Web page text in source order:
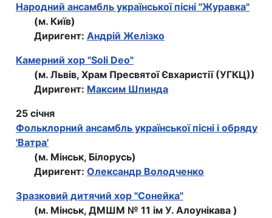
Народний ансамбль української пісні "Журавка"
(м. Київ)
Диригент: Андрій Желізко
Камерний хор "Soli Deo"
(м. Львів, Храм Пресвятої Євхаристії (УГКЦ))
Диригент: Максим Шпинда
25 січня
Фольклорний ансамбль української пiснi i обряду
'Ватра'
(м. Мінськ, Білорусь)
Диригент: Олександр Володченко
Зразковий дитячий хор "Сонейка"
(м. Мінськ, ДМШМ № 11 ім У. Алоунікава )